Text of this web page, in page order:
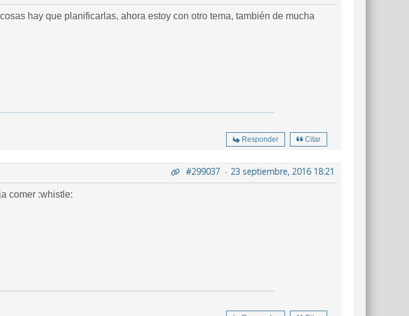
estoy con otro tema, también de mucha
Responder Citar
#299037 - 23 septiembre, 2016 18:21
... esto es como el perro del hortelano , ni come ni deja comer :whistle: